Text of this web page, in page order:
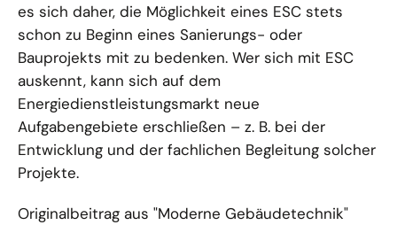
es sich daher, die Möglichkeit eines ESC stets
schon zu Beginn eines Sanierungs- oder
Bauprojekts mit zu bedenken. Wer sich mit ESC
auskennt, kann sich auf dem
Energiedienstleistungsmarkt neue
Aufgabengebiete erschließen – z. B. bei der
Entwicklung und der fachlichen Begleitung solcher
Projekte.
Originalbeitrag aus "Moderne Gebäudetechnik"